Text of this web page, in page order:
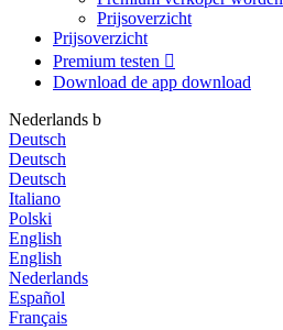
Prijsoverzicht
Prijsoverzicht
Premium testen 
Download de app download
Nederlands b
Deutsch
Deutsch
Deutsch
Italiano
Polski
English
English
Nederlands
Español
Français